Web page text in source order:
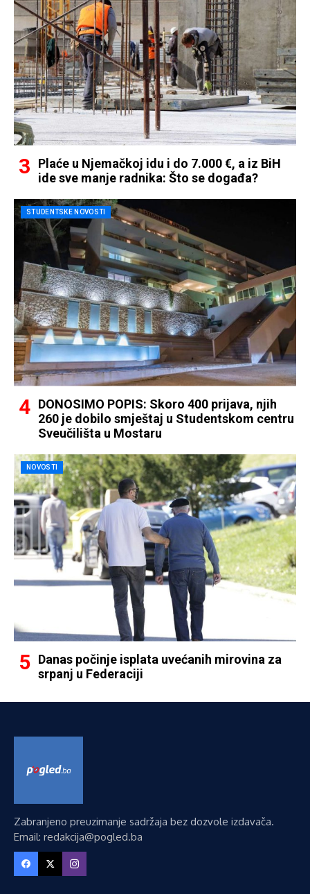
Plaće u Njemačkoj idu i do 7.000 €, a iz BiH
ide sve manje radnika: Što se događa?
STUDENTSKE NOVOSTI
DONOSIMO POPIS: Skoro 400 prijava, njih
260 je dobilo smještaj u Studentskom centru
Sveučilišta u Mostaru
NOVOSTI
Danas počinje isplata uvećanih mirovina za
srpanj u Federaciji
Zabranjeno preuzimanje sadržaja bez dozvole izdavača.
Email: redakcija@pogled.ba